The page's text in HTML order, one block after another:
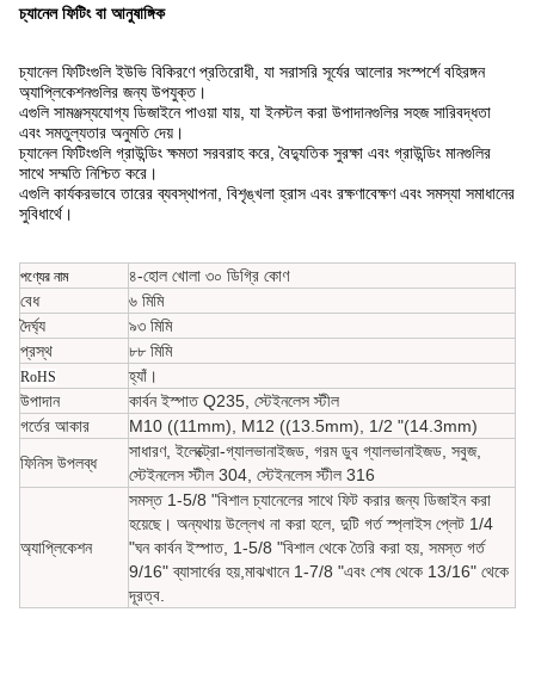
চ্যানেল ফিটিং বা আনুষাঙ্গিক
চ্যানেল ফিটিংগুলি ইউভি বিকিরণে প্রতিরোধী, যা সরাসরি সূর্যের আলোর সংস্পর্শে বহিরঙ্গন
অ্যাপ্লিকেশনগুলির জন্য উপযুক্ত।
এগুলি সামঞ্জস্যযোগ্য ডিজাইনে পাওয়া যায়, যা ইনস্টল করা উপাদানগুলির সহজ সারিবদ্ধতা
এবং সমতুল্যতার অনুমতি দেয়।
চ্যানেল ফিটিংগুলি গ্রাউন্ডিং ক্ষমতা সরবরাহ করে, বৈদ্যুতিক সুরক্ষা এবং গ্রাউন্ডিং মানগুলির
সাথে সম্মতি নিশ্চিত করে।
এগুলি কার্যকরভাবে তারের ব্যবস্থাপনা, বিশৃঙ্খলা হ্রাস এবং রক্ষণাবেক্ষণ এবং সমস্যা সমাধানের
সুবিধার্থে।
পণ্যের নাম
৪-হোল খোলা ৩০ ডিগ্রি কোণ
বেধ
৬ মিমি
দৈর্ঘ্য
৯৩ মিমি
প্রস্থ
৮৮ মিমি
RoHS
হ্যাঁ।
উপাদান
কার্বন ইস্পাত Q235, স্টেইনলেস স্টীল
গর্তের আকার
M10 ((11mm), M12 ((13.5mm), 1/2 "(14.3mm)
ফিনিস উপলব্ধ
সাধারণ, ইলেক্ট্রো-গ্যালভানাইজড, গরম ডুব গ্যালভানাইজড, সবুজ,
স্টেইনলেস স্টীল 304, স্টেইনলেস স্টীল 316
অ্যাপ্লিকেশন
সমস্ত 1-5/8 "বিশাল চ্যানেলের সাথে ফিট করার জন্য ডিজাইন করা
হয়েছে। অন্যথায় উল্লেখ না করা হলে, দুটি গর্ত স্প্লাইস প্লেট 1/4
"ঘন কার্বন ইস্পাত, 1-5/8 "বিশাল থেকে তৈরি করা হয়, সমস্ত গর্ত
9/16" ব্যাসার্ধের হয়,মাঝখানে 1-7/8 "এবং শেষ থেকে 13/16" থেকে
দূরত্ব.